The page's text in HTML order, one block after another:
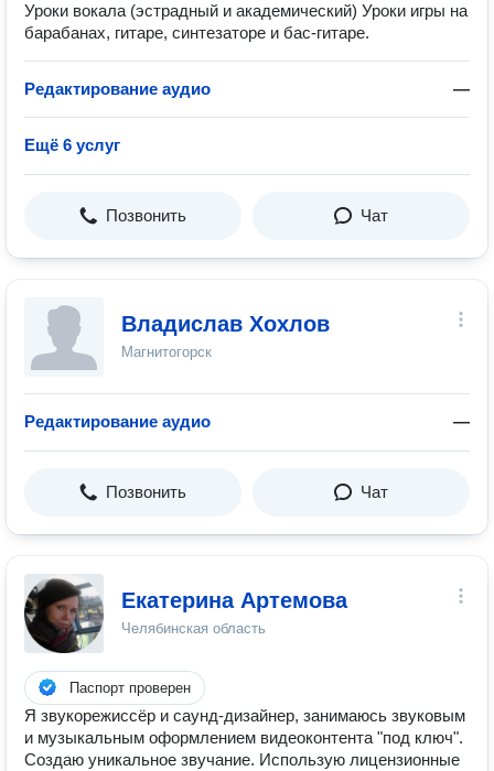
Уроки вокала (эстрадный и академический) Уроки игры на
барабанах, гитаре, синтезаторе и бас-гитаре.
Редактирование аудио —
Ещё 6 услуг
Позвонить Чат
Владислав Хохлов
Магнитогорск
Редактирование аудио —
Позвонить Чат
Екатерина Артемова
Челябинская область
Паспорт проверен
Я звукорежиссёр и саунд-дизайнер, занимаюсь звуковым
и музыкальным оформлением видеоконтента "под ключ".
Создаю уникальное звучание. Использую лицензионные